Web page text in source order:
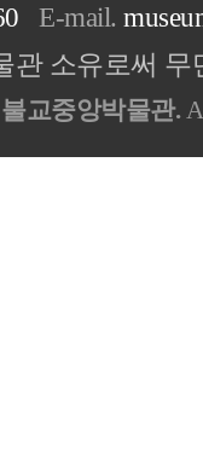
E-mail.
관 소유로써
불교중앙박물관.